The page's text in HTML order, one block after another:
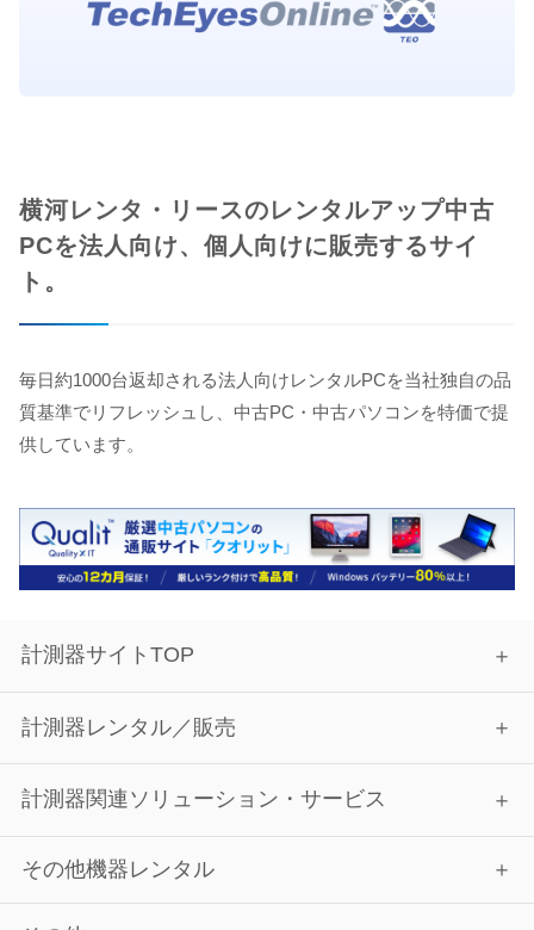
横河レンタ・リースのレンタルアップ中古
PCを法人向け、個人向けに販売するサイ
ト。
毎日約1000台返却される法人向けレンタルPCを当社独自の品
質基準でリフレッシュし、中古PC・中古パソコンを特価で提
供しています。
計測器サイトTOP
計測器レンタル／販売
計測器関連ソリューション・サービス
その他機器レンタル